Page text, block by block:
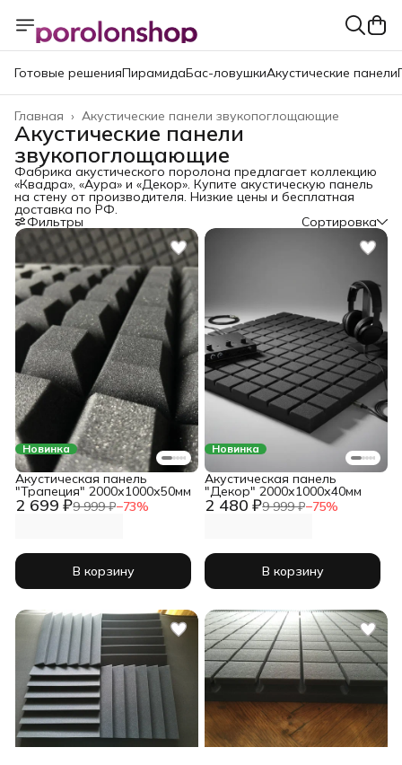
Готовые решенияПирамидаБас-ловушкиАкустические панели
Акустические панели звукопоглощающие
Главная ›
Акустические панели
звукопоглощающие
Фабрика акустического поролона предлагает коллекцию
«Квадра», «Аура» и «Декор». Купите акустическую панель
на стену от производителя. Низкие цены и бесплатная
доставка по РФ.
Фильтры Сортировка
Новинка
2 699 ₽9 999 ₽−73%
Акустическая панель
"Трапеция" 2000х1000х50мм
В корзину
Новинка
2 480 ₽9 999 ₽−75%
Акустическая панель
"Декор" 2000х1000х40мм
В корзину